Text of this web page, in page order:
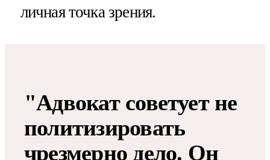
личная точка зрения.
"Адвокат советует не
политизировать
чрезмерно дело. Он